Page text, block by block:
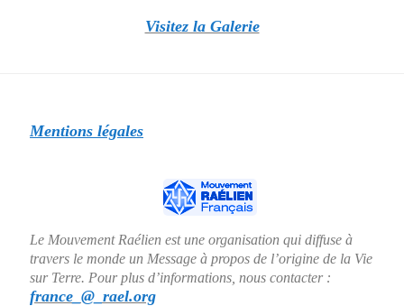
Visitez la Galerie
Mentions légales
Le Mouvement Raélien est une organisation qui diffuse à
travers le monde un Message à propos de l’origine de la Vie
sur Terre. Pour plus d’informations, nous contacter :
france_@_rael.org